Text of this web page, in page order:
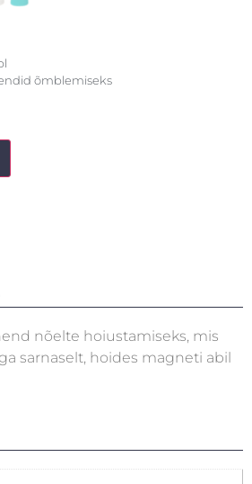
õmblemiseks
nõelte hoiustamiseks, mis
sarnaselt, hoides magneti abil